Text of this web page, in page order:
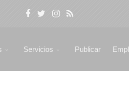
Servicios Publicar